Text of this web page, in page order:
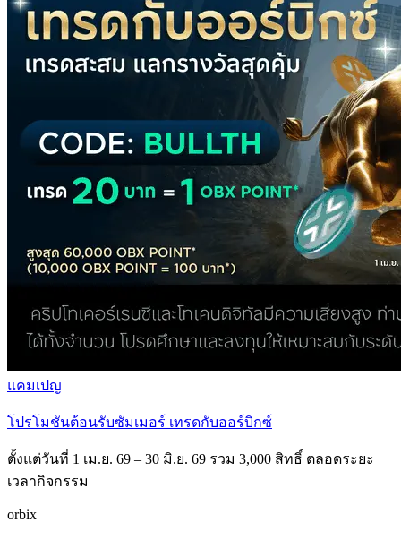
แคมเปญ
โปรโมชันต้อนรับซัมเมอร์ เทรดกับออร์บิกซ์
ตั้งแต่วันที่ 1 เม.ย. 69 – 30 มิ.ย. 69 รวม 3,000 สิทธิ์ ตลอดระยะ
เวลากิจกรรม
orbix